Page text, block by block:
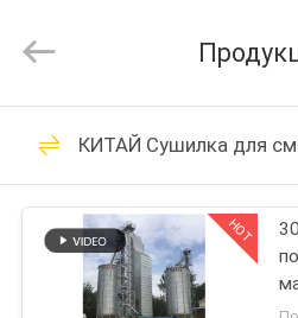
ДОМ
ПРОДУКТЫ
TECHNOLOGY
Rights
Сушилка
зерна риса
КИТАЙ Сушилка для
HOT